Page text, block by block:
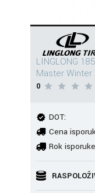
LINGLONG
Master Winter
0
DOT:
Cena
Rok